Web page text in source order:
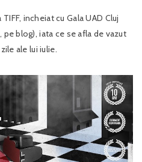
incheiat cu Gala UAD Cluj
blog), iata ce se afla de vazut
ale lui iulie.